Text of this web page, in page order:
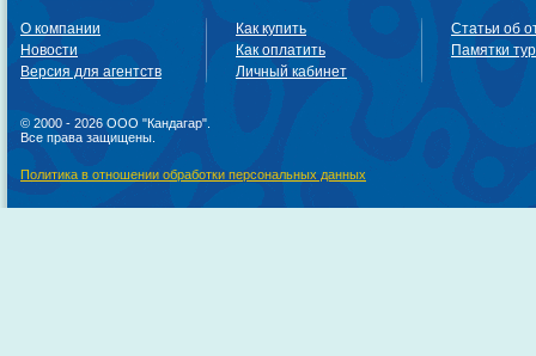
О компании
Новости
Версия для агентств
Как купить
Как оплатить
Личный кабинет
Статьи об
Памятки
© 2000 - 2026 ООО "Кандагар".
Все права защищены.
Политика в отношении обработки персональных данных